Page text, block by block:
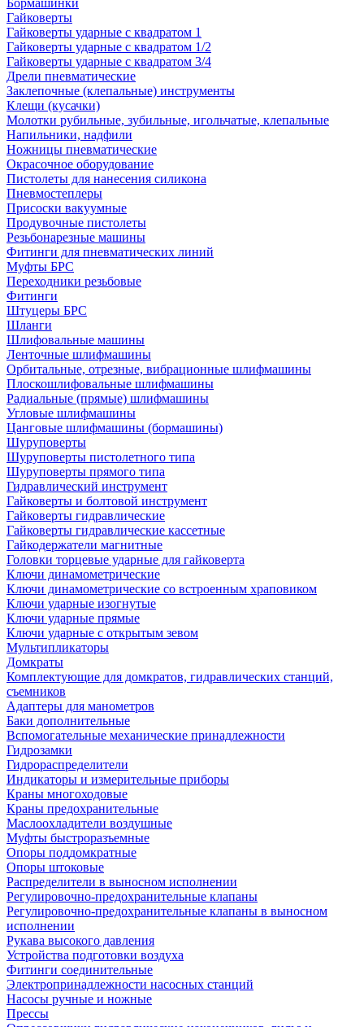
Бормашинки
Гайковерты
Гайковерты ударные с квадратом 1
Гайковерты ударные с квадратом 1/2
Гайковерты ударные с квадратом 3/4
Дрели пневматические
Заклепочные (клепальные) инструменты
Клещи (кусачки)
Молотки рубильные, зубильные, игольчатые, клепальные
Напильники, надфили
Ножницы пневматические
Окрасочное оборудование
Пистолеты для нанесения силикона
Пневмостеплеры
Присоски вакуумные
Продувочные пистолеты
Резьбонарезные машины
Фитинги для пневматических линий
Муфты БРС
Переходники резьбовые
Фитинги
Штуцеры БРС
Шланги
Шлифовальные машины
Ленточные шлифмашины
Орбитальные, отрезные, вибрационные шлифмашины
Плоскошлифовальные шлифмашины
Радиальные (прямые) шлифмашины
Угловые шлифмашины
Цанговые шлифмашины (бормашины)
Шуруповерты
Шуруповерты пистолетного типа
Шуруповерты прямого типа
Гидравлический инструмент
Гайковерты и болтовой инструмент
Гайковерты гидравлические
Гайковерты гидравлические кассетные
Гайкодержатели магнитные
Головки торцевые ударные для гайковерта
Ключи динамометрические
Ключи динамометрические со встроенным храповиком
Ключи ударные изогнутые
Ключи ударные прямые
Ключи ударные с открытым зевом
Мультипликаторы
Домкраты
Комплектующие для домкратов, гидравлических станций,
съемников
Адаптеры для манометров
Баки дополнительные
Вспомогательные механические принадлежности
Гидрозамки
Гидрораспределители
Индикаторы и измерительные приборы
Краны многоходовые
Краны предохранительные
Маслоохладители воздушные
Муфты быстроразъемные
Опоры поддомкратные
Опоры штоковые
Распределители в выносном исполнении
Регулировочно-предохранительные клапаны
Регулировочно-предохранительные клапаны в выносном
исполнении
Рукава высокого давления
Устройства подготовки воздуха
Фитинги соединительные
Электропринадлежности насосных станций
Насосы ручные и ножные
Прессы